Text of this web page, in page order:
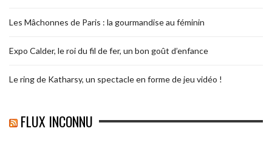
Les Mâchonnes de Paris : la gourmandise au féminin
Expo Calder, le roi du fil de fer, un bon goût d’enfance
Le ring de Katharsy, un spectacle en forme de jeu vidéo !
FLUX INCONNU